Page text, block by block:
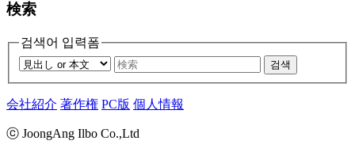
検索
검색어 입력폼
검색
会社紹介 著作権 PC版 個人情報
ⓒ JoongAng Ilbo Co.,Ltd